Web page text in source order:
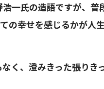
一氏の造語ですが、普
の幸せを感じるかが人
く、澄みきった張りき